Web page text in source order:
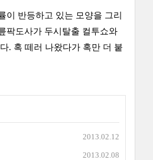
이 반등하고 있는 모양을 그리
팍도사가 두시탈출 컬투쇼와
. 혹 떼러 나왔다가 혹만 더 붙
2013.02.12
2013.02.08